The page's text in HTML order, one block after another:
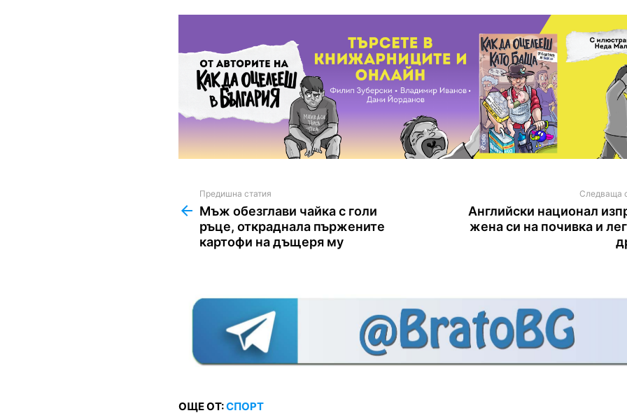
more
Предишна статия
Мъж обезглави чайка с голи
ръце, откраднала пържените
картофи на дъщеря му
Следваща
Английски национал
жена си на почивка и
ОЩЕ ОТ:СПОРТ